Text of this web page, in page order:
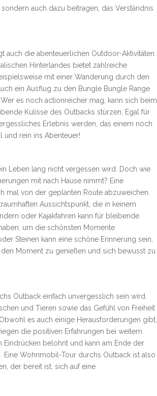
auch dazu beitragen, das Verständnis
die abenteuerlichen Outdoor-Aktivitäten
Hinterlandes bietet zahlreiche
mit einer Wanderung durch den
ein Ausflug zu den Bungle Bungle Range
es noch actionreicher mag, kann sich beim
Kulisse des Outbacks stürzen. Egal für
Erlebnis werden, das einem noch
und rein ins Abenteuer!
Leben lang nicht vergessen wird. Doch wie
mit nach Hause nimmt? Eine
mal von der geplanten Route abzuweichen.
Aussichtspunkt, die in keinem
oder Kajakfahren kann für bleibende
um die schönsten Momente
Steinen kann eine schöne Erinnerung sein,
Moment zu genießen und sich bewusst zu
Outback einfach unvergesslich sein wird.
und Tieren sowie das Gefühl von Freiheit
es auch einige Herausforderungen gibt,
die positiven Erfahrungen bei weitem.
Eindrücken belohnt und kann am Ende der
Wohnmobil-Tour durchs Outback ist also
der bereit ist, sich auf eine